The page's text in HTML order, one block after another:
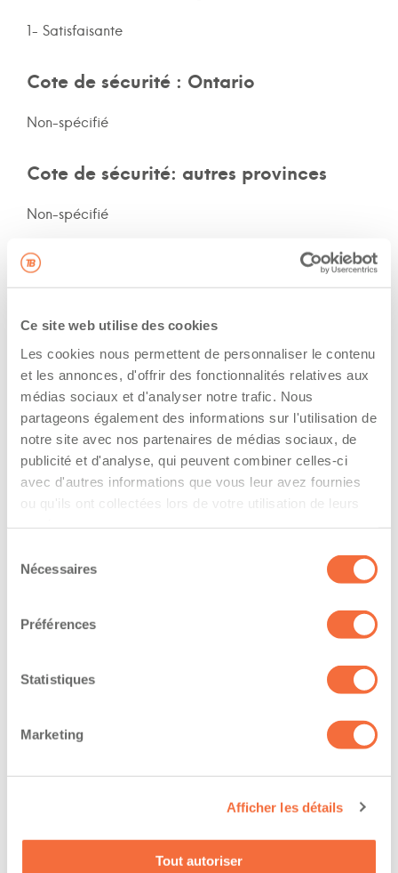
Ce site web utilise des cookies
Les cookies nous permettent de personnaliser le contenu
et les annonces, d'offrir des fonctionnalités relatives aux
médias sociaux et d'analyser notre trafic. Nous
partageons également des informations sur l'utilisation de
notre site avec nos partenaires de médias sociaux, de
publicité et d'analyse, qui peuvent combiner celles-ci
avec d'autres informations que vous leur avez fournies
ou qu'ils ont collectées lors de votre utilisation de leurs
Nécessaires
Préférences
Statistiques
Marketing
Afficher les détails
Tout autoriser
1- Satisfaisante
Cote de sécurité : Ontario
Non-spécifié
Cote de sécurité: autres provinces
Non-spécifié
Assurances et immatriculation
The driver hold a driving licence from:
quebec
Has a vehicle registered in the following
province:
quebec
Diplômes et certifications
Formations / certifications - Système d'information
Formations / certifications - Certification de
Formations / certifications - Carte pour permis de
The owner-operator has the ability to
work at/during :